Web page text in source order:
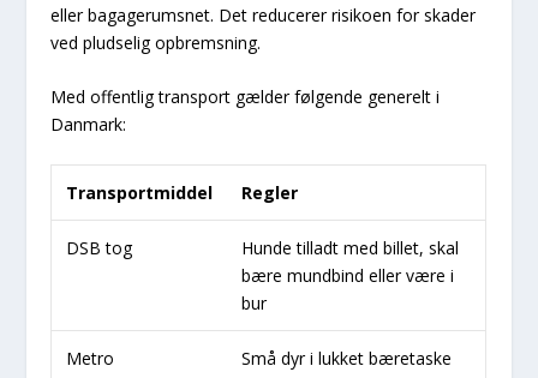
eller bagagerumsnet. Det reducerer risikoen for skader
ved pludselig opbremsning.
Med offentlig transport gælder følgende generelt i
Danmark:
Transportmiddel Regler
DSB tog
Hunde tilladt med billet, skal
bære mundbind eller være i
bur
Metro
Små dyr i lukket bæretaske